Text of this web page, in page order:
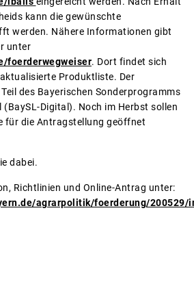
kann die gewünschte
werden. Nähere Informationen gibt
unter
foerderwegweiser. Dort findet sich
Produktliste. Der
des Bayerischen Sonderprogramms
Digital). Noch im Herbst sollen
für die Antragstellung geöffnet
dabei.
Richtlinien und Online-Antrag unter:
agrarpolitik/foerderung/200529/